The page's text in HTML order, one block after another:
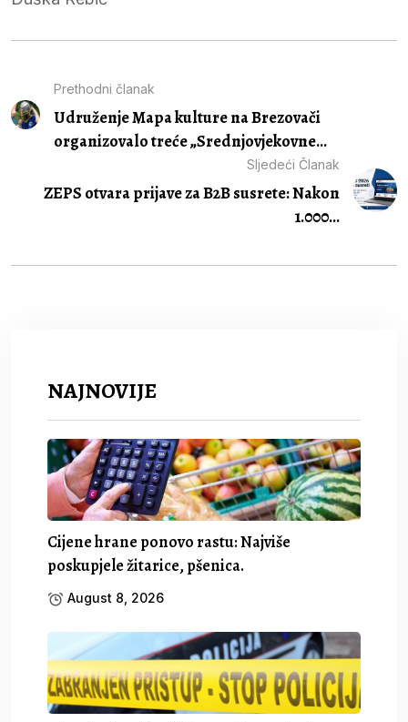
Prethodni članak
Udruženje Mapa kulture na Brezovači
organizovalo treće „Srednjovjekovne...
Sljedeći Članak
ZEPS otvara prijave za B2B susrete: Nakon
1.000...
NAJNOVIJE
Cijene hrane ponovo rastu: Najviše
poskupjele žitarice, pšenica.
August 8, 2026